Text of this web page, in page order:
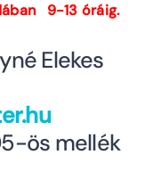
9-13 óráig.
Elekes
ös mellék